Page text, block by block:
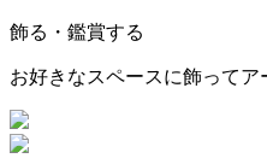
飾る・鑑賞する
お好きなスペースに飾ってア